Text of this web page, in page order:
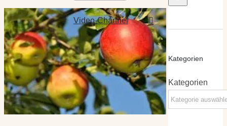
Video-Channel
Kategorien
Kategorien